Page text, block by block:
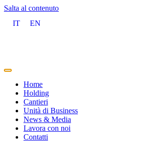
Salta al contenuto
IT
EN
Home
Holding
Cantieri
Unità di Business
News & Media
Lavora con noi
Contatti